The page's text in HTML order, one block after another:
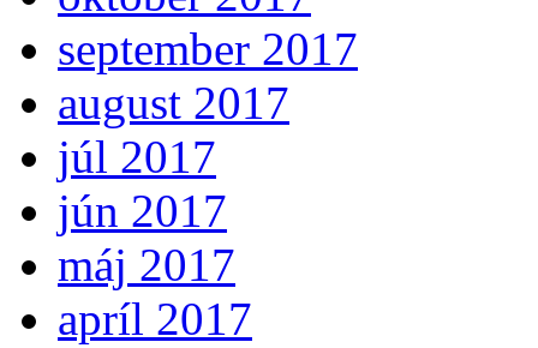
september 2017
august 2017
júl 2017
jún 2017
máj 2017
apríl 2017